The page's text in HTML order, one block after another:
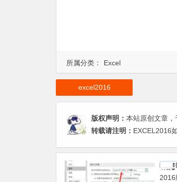
所属分类： Excel
excel2016
版权声明： 本站原创文章
转载请注明： EXCEL2016